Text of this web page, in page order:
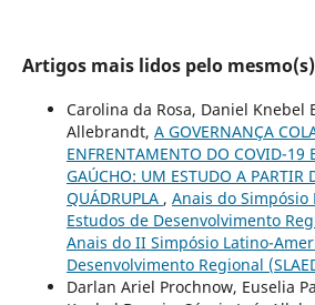
Artigos mais lidos pelo
Carolina da Rosa, Daniel Knebel
Allebrandt, A GOVERNANÇA
ENFRENTAMENTO DO COVID-
GAÚCHO: UM ESTUDO A PARTIR
QUÁDRUPLA , Anais do
Estudos de Desenvolvimento
Anais do II Simpósio Latino-
Desenvolvimento Regional
Darlan Ariel Prochnow, Euselia